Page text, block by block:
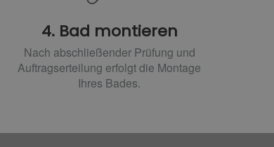
4. Bad montieren
Nach abschließender Prüfung und
Auftragserteilung erfolgt die Montage
Ihres Bades.